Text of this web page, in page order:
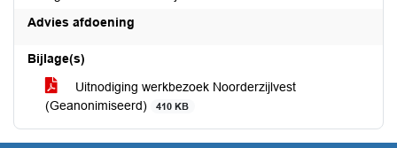
Advies afdoening
Bijlage(s)
Uitnodiging werkbezoek Noorderzijlvest
(Geanonimiseerd)
410 KB